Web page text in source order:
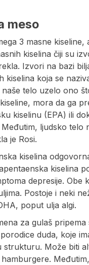
meso
3 masne kiseline,
kiselina čiji su
Izvori na bazi
kiselina koja se
naše telo uzelo ono
mora da ga
kiselinu (EPA) ili
ljudsko telo
je Rosi.
kiselina
kiselina
depresije. Obe
Postoje i neki
poput ulja algi.
za gulaš pripema
duda, koje
strukturu. Može biti